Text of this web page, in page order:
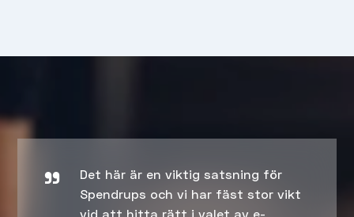
Det här är en viktig satsning för
Spendrups och vi har fäst stor vikt
vid att hitta rätt i valet av e-